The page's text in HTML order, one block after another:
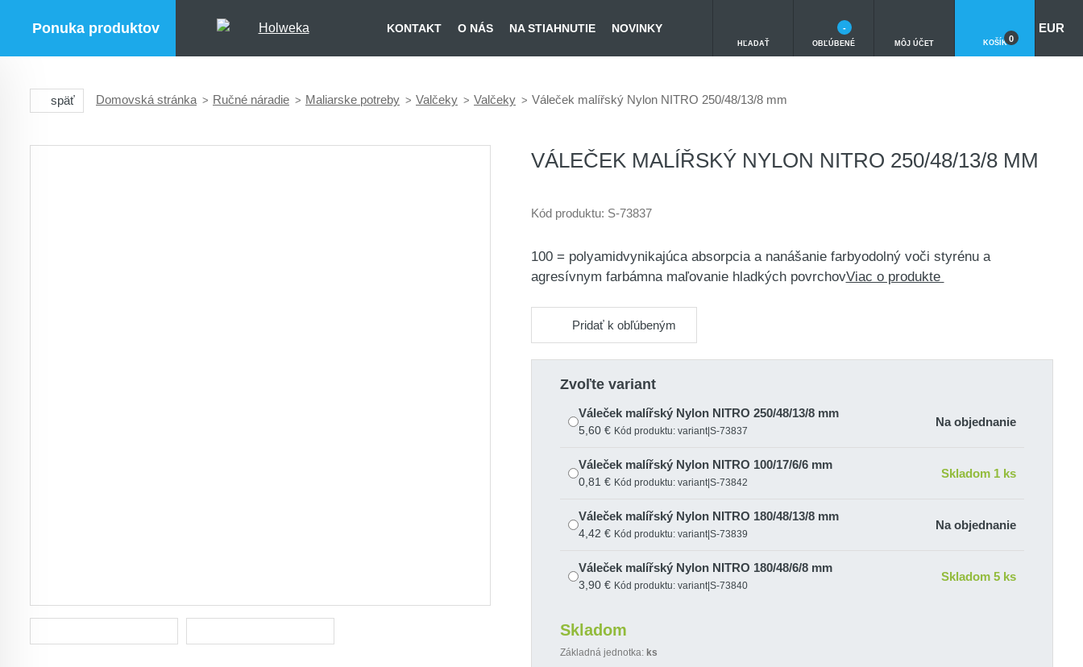
Ponuka produktov KONTAKT O NÁS NA STIAHNUTIE NOVINKY
HĽADAŤ OBĽÚBENÉ
-
MÔJ ÚČET KOŠÍK 0
EUR
späť Domovská stránka Ručné náradie Maliarske potreby Valčeky Valčeky Váleček malířský Nylon NITRO 250/48/13/8 mm
VÁLEČEK MALÍŘSKÝ NYLON NITRO 250/48/13/8 MM
Kód produktu: S-73837
100 = polyamidvynikajúca absorpcia a nanášanie farbyodolný voči styrénu a
agresívnym farbámna maľovanie hladkých povrchovViac o produkte
Pridať k obľúbeným
Zvoľte variant
Váleček malířský Nylon NITRO 250/48/13/8 mm
5,60 € Kód produktu: variant|S-73837
Na objednanie
Váleček malířský Nylon NITRO 100/17/6/6 mm
0,81 € Kód produktu: variant|S-73842
Skladom 1 ks
Váleček malířský Nylon NITRO 180/48/13/8 mm
4,42 € Kód produktu: variant|S-73839
Na objednanie
Váleček malířský Nylon NITRO 180/48/6/8 mm
3,90 € Kód produktu: variant|S-73840
Skladom 5 ks
4,79 €Kód produktu: variant|S-73838
Skladom
Základná jednotka: ks